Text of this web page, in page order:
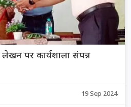
पर कार्यशाला संपन्न
19 Sep 2024